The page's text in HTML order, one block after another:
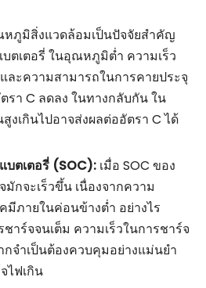
ภูมิสิ่งแวดล้อมเป็นปัจจัยสำคัญ
ตเตอรี่ ในอุณหภูมิต่ำ ความเร็ว
ละความสามารถในการคายประจุ
รา C ลดลง ในทางกลับกัน ใน
เกินไปอาจส่งผลต่ออัตรา C ได้
บตเตอรี่ (SOC): เมื่อ SOC ของ
มักจะเร็วขึ้น เนื่องจากความ
มีภายในค่อนข้างต่ำ อย่างไร
าร์จจนเต็ม ความเร็วในการชาร์จ
กจำเป็นต้องควบคุมอย่างแม่นยำ
ไฟเกิน